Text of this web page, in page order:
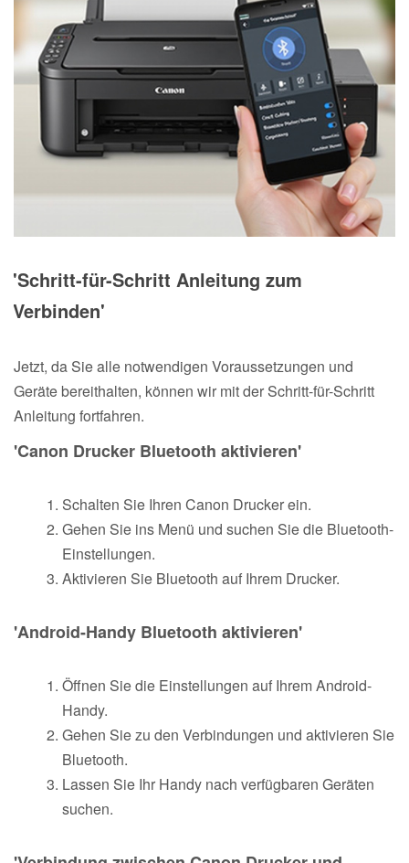
'Schritt-für-Schritt Anleitung zum
Verbinden'
Jetzt, da Sie alle notwendigen Voraussetzungen und
Geräte bereithalten, können wir mit der Schritt-für-Schritt
Anleitung fortfahren.
'Canon Drucker Bluetooth aktivieren'
Schalten Sie Ihren Canon Drucker ein.
Gehen Sie ins Menü und suchen Sie die Bluetooth-
Einstellungen.
Aktivieren Sie Bluetooth auf Ihrem Drucker.
'Android-Handy Bluetooth aktivieren'
Öffnen Sie die Einstellungen auf Ihrem Android-
Handy.
Gehen Sie zu den Verbindungen und aktivieren Sie
Bluetooth.
Lassen Sie Ihr Handy nach verfügbaren Geräten
suchen.